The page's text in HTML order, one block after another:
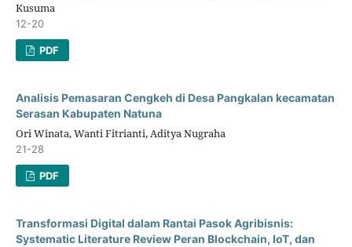
Kusuma
12-20
PDF
Analisis Pemasaran Cengkeh di Desa Pangkalan kecamatan
Serasan Kabupaten Natuna
Ori Winata, Wanti Fitrianti, Aditya Nugraha
21-28
PDF
Transformasi Digital dalam Rantai Pasok Agribisnis:
Systematic Literature Review Peran Blockchain, IoT, dan